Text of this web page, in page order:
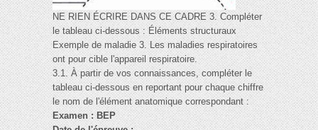
NE RIEN ÉCRIRE DANS CE CADRE 3. Compléter
le tableau ci-dessous : Éléments structuraux
Exemple de maladie 3. Les maladies respiratoires
ont pour cible l'appareil respiratoire.
3.1. À partir de vos connaissances, compléter le
tableau ci-dessous en reportant pour chaque chiffre
le nom de l'élément anatomique correspondant :
Examen : BEP